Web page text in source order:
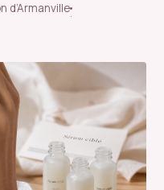
d’Armanville
·